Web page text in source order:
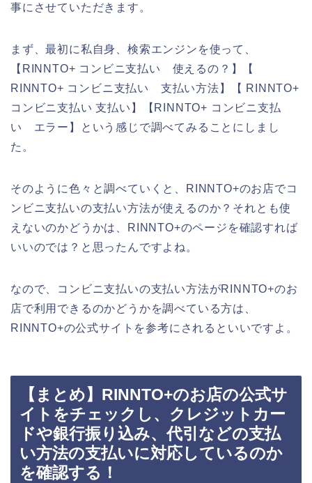
事にさせていただきます。
まず、最初に私自身、検索エンジンを使って、
【RINNTO+ コンビニ支払い 使えるの？】【
RINNTO+ コンビニ支払い 支払い方法】【 RINNTO+
コンビニ支払い 支払い】【RINNTO+ コンビニ支払
い エラー】という感じで調べてみることにしまし
た。
そのように色々と調べていくと、RINNTO+のお店でコ
ンビニ支払いの支払い方法が使えるのか？それとも使
えないのかどうかは、RINNTO+のページを確認すれば
いいのでは？と思ったんですよね。
なので、コンビニ支払いの支払い方法がRINNTO+のお
店で利用できるのかどうかを調べている方は、
RINNTO+の公式サイトを参考にされるといいですよ。
【まとめ】RINNTO+のお店の公式サ
イトをチェックし、クレジットカー
ドや銀行振り込み、代引などの支払
い方法の支払いに対応しているのか
を確認する！